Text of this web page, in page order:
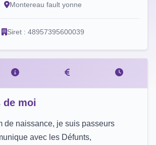
Montereau fault yonne
Siret : 48957395600039
de moi
de naissance, je suis passeurs
avec les Défunts,